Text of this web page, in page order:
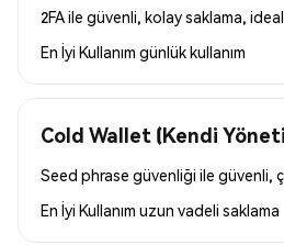
2FA ile güvenli, kolay saklama,
En İyi Kullanım günlük kullanım
Cold Wallet (Kendi
Seed phrase güvenliği ile güvenli,
En İyi Kullanım uzun vadeli saklama